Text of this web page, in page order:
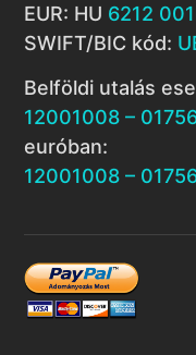
EUR: HU 6212
SWIFT/BIC kód:
Belföldi utalás
12001008 –
euróban:
12001008 –